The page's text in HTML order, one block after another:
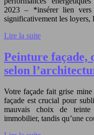
2023 – *insérer lien
significativement les
Lire la suite
Peinture façade,
selon
Votre façade fait grise
façade est crucial pour
mauvais choix de
immobilier, tandis qu’une